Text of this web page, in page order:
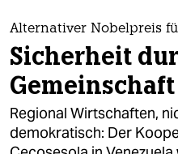
themen
politik
öko
gesellschaft
Alternativer Nobelpreis
Sicherheit
Gemeinschaft
Regional Wirtschaften,
demokratisch: Der